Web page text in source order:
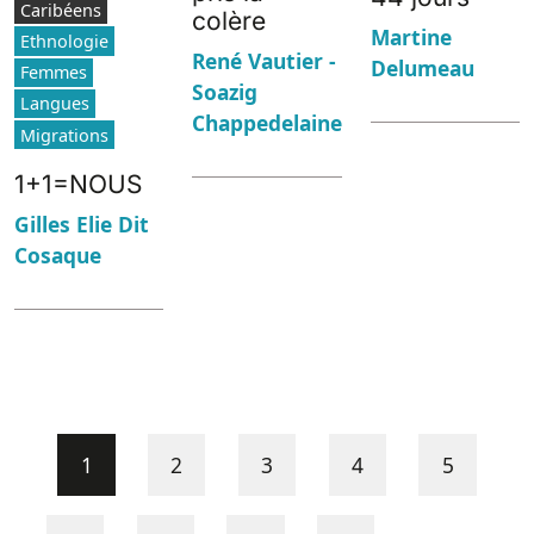
Caribéens
Ethnologie
Femmes
Langues
Migrations
1+1=NOUS
Gilles Elie Dit
Cosaque
colère
René Vautier -
Soazig
Chappedelaine
Martine
Delumeau
Pagination
Current page
1 Pajenn
2 Pajenn
3 Pajenn
4 Pajenn
5